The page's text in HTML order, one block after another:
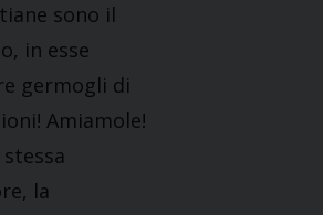
sono il
in esse
germogli di
Amiamole!
la